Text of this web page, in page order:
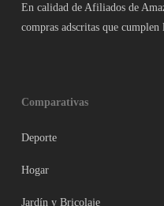
En calidad de Afiliados de
compras adscritas que
Comparativas
Deporte
Hogar
Jardín y Bricolaje